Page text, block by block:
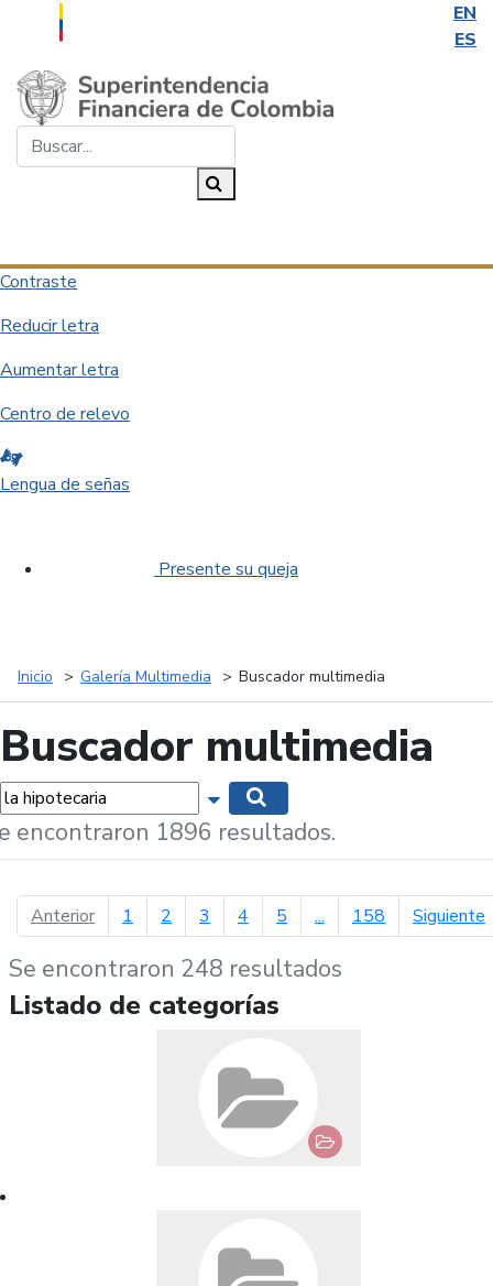
EN
ES
Saltar al contenido principal
Contraste
Reducir letra
Aumentar letra
Centro de relevo
Lengua de señas
Presente su queja
Inicio Galería Multimedia Buscador multimedia
Buscador multimedia
Mostrar opciones de búsqueda
encontraron 1896 resultados.
Anteriorpágina anterior
1 2 3 4 5 ... 158 Siguiente
Se encontraron 248 resultados
Listado de categorías